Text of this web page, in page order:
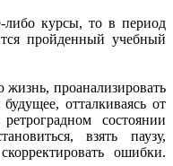
либо курсы, то в период
пройденный учебный
проанализировать
отталкиваясь от
состоянии
взять паузу,
ошибки.